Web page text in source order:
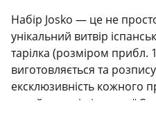
Набір Josko — це не
унікальний витвір
тарілка (розміром прибл.
виготовляється та
ексклюзивність кожного
дизайн у дусі південної